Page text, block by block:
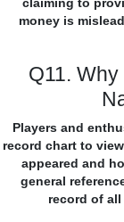
claiming to
money is
Q11.
Players and
record chart to
appeared and
general
record of